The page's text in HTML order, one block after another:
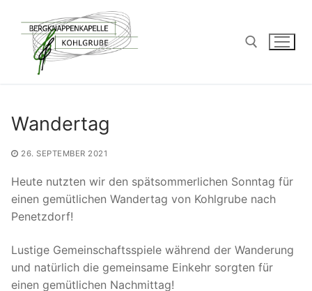
Inhalt
springen
Wandertag
26. SEPTEMBER 2021
Heute nutzten wir den spätsommerlichen Sonntag für
einen gemütlichen Wandertag von Kohlgrube nach
Penetzdorf!
Lustige Gemeinschaftsspiele während der Wanderung
und natürlich die gemeinsame Einkehr sorgten für
einen gemütlichen Nachmittag!